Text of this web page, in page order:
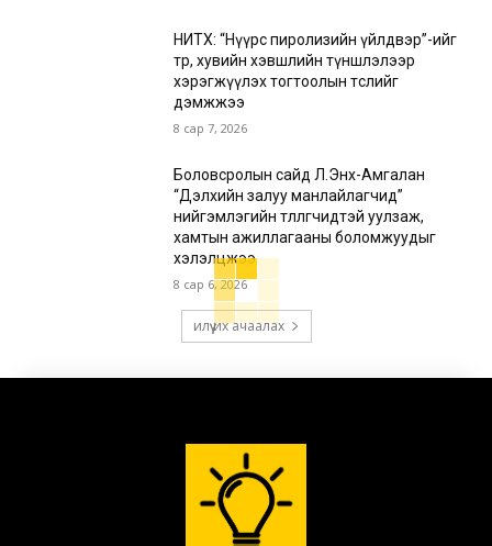
НИТХ: “Нүүрс пиролизийн үйлдвэр”-ийг
төр, хувийн хэвшлийн түншлэлээр
хэрэгжүүлэх тогтоолын төслийг
дэмжжээ
8 сар 7, 2026
Боловсролын сайд Л.Энх-Амгалан
“Дэлхийн залуу манлайлагчид”
нийгэмлэгийн төлөөлөгчидтэй уулзаж,
хамтын ажиллагааны боломжуудыг
хэлэлцжээ
8 сар 6, 2026
илүү их ачаалах